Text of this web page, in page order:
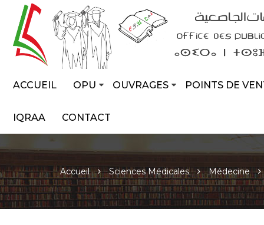
ACCUEIL OPU OUVRAGES POINTS DE
IQRAA CONTACT
Accueil Sciences Médicales Médecine